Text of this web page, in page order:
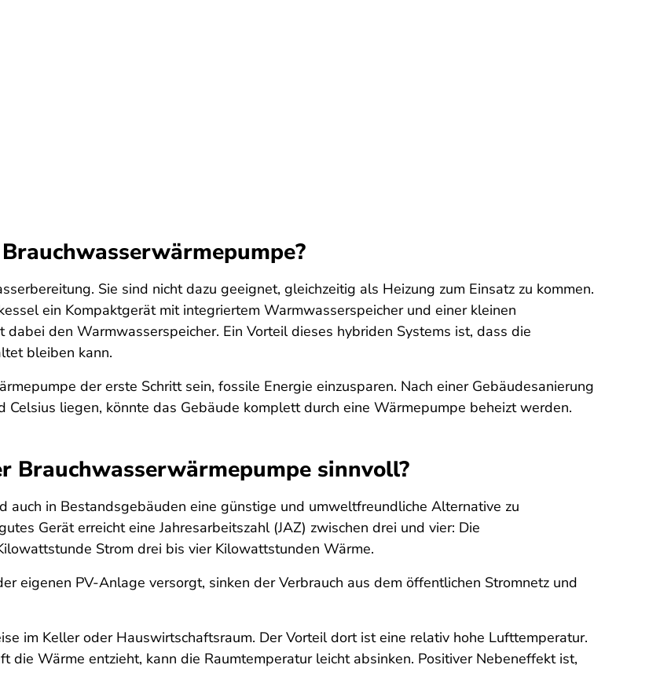
Sie sind nicht dazu geeignet, gleichzeitig als Heizung zum Einsatz zu kommen.
ein Kompaktgerät mit integriertem Warmwasserspeicher und einer kleinen
den Warmwasserspeicher. Ein Vorteil dieses hybriden Systems ist, dass die
bleiben kann.
der erste Schritt sein, fossile Energie einzusparen. Nach einer Gebäudesanierung
liegen, könnte das Gebäude komplett durch eine Wärmepumpe beheizt werden.
Brauchwasserwärmepumpe sinnvoll?
in Bestandsgebäuden eine günstige und umweltfreundliche Alternative zu
Gerät erreicht eine Jahresarbeitszahl (JAZ) zwischen drei und vier: Die
Strom drei bis vier Kilowattstunden Wärme.
eigenen PV-Anlage versorgt, sinken der Verbrauch aus dem öffentlichen Stromnetz und
im Keller oder Hauswirtschaftsraum. Der Vorteil dort ist eine relativ hohe Lufttemperatur.
Wärme entzieht, kann die Raumtemperatur leicht absinken. Positiver Nebeneffekt ist,